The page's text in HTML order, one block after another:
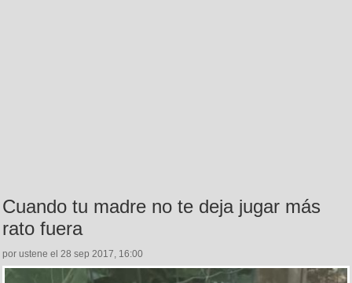
Cuando tu madre no te deja jugar más
rato fuera
por ustene el 28 sep 2017, 16:00